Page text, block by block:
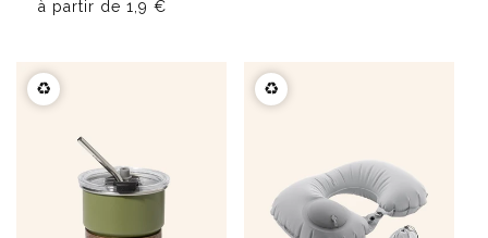
à partir de 1,9 €
♻️ ♻️